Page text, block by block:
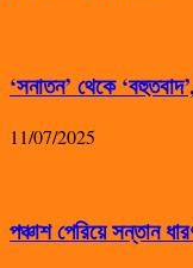
‘সনাতন’ থেকে
11/07/2025
পঞ্চাশ পেরিয়ে সন্তান